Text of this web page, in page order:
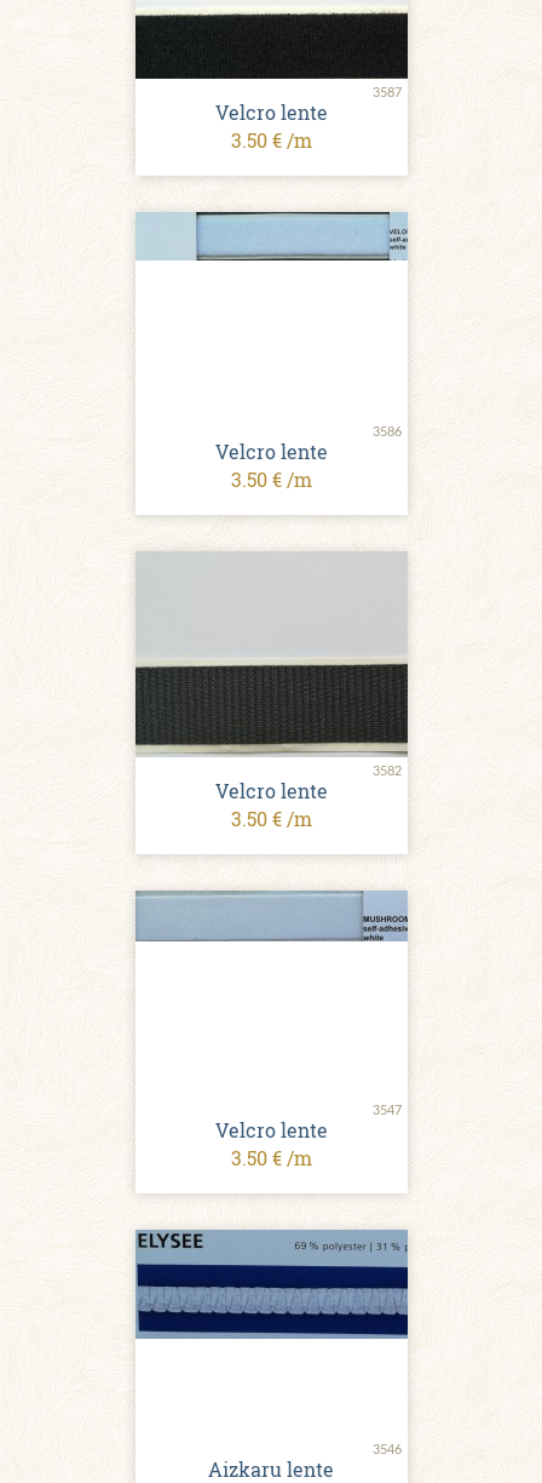
3587
Velcro lente
3.50 € /m
3586
Velcro lente
3.50 € /m
3582
Velcro lente
3.50 € /m
3547
Velcro lente
3.50 € /m
3546
Aizkaru lente